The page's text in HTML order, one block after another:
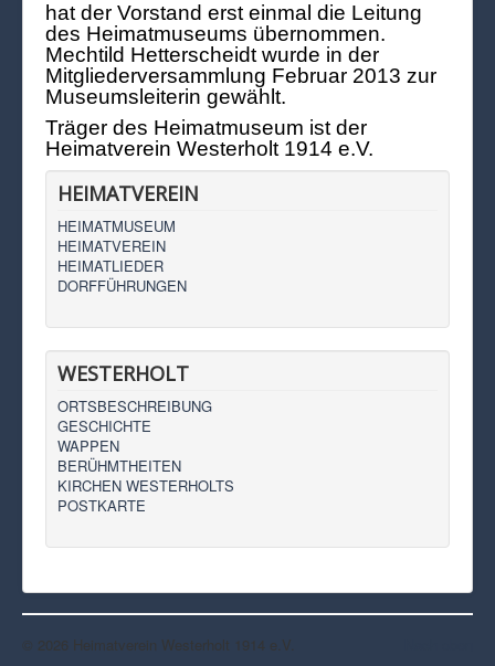
hat der Vorstand erst einmal die Leitung
des Heimatmuseums übernommen.
Mechtild Hetterscheidt wurde in der
Mitgliederversammlung Februar 2013 zur
Museumsleiterin gewählt.
Träger des Heimatmuseum ist der
Heimatverein Westerholt 1914 e.V.
HEIMATVEREIN
HEIMATMUSEUM
HEIMATVEREIN
HEIMATLIEDER
DORFFÜHRUNGEN
WESTERHOLT
ORTSBESCHREIBUNG
GESCHICHTE
WAPPEN
BERÜHMTHEITEN
KIRCHEN WESTERHOLTS
POSTKARTE
© 2026 Heimatverein Westerholt 1914 e.V.